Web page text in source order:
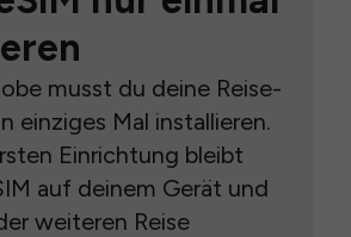
musst du deine Reise-
einziges Mal installieren.
Einrichtung bleibt
auf deinem Gerät und
weiteren Reise